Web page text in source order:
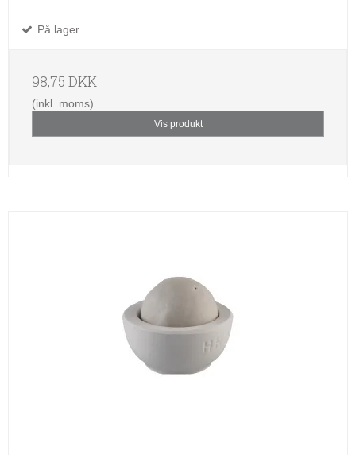
På lager
98,75 DKK
(inkl. moms)
Vis produkt